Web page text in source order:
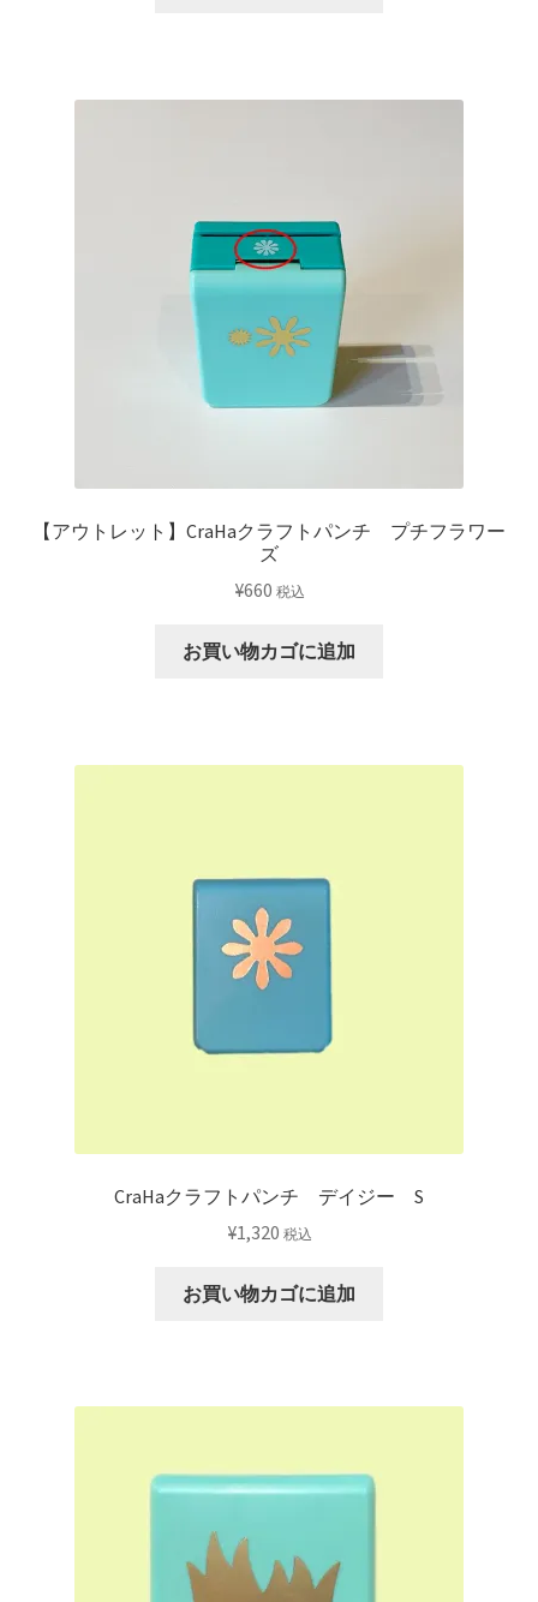
【アウトレット】CraHaクラフトパンチ プチフラワー
ズ
¥660 税込
お買い物カゴに追加
CraHaクラフトパンチ デイジー S
¥1,320 税込
お買い物カゴに追加